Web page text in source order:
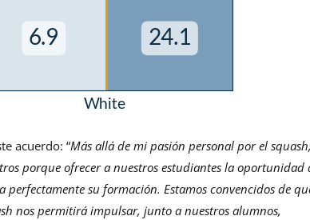
acuerdo: “Más allá de mi pasión personal por el squash,
porque ofrecer a nuestros estudiantes la oportunidad
su formación. Estamos convencidos de
nos permitirá impulsar, junto a nuestros alumnos,